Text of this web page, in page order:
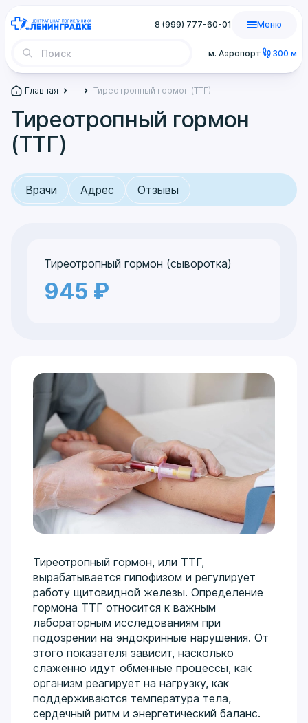
м. Аэропорт 300 м
8 (999) 777-60-01 Меню
Главная ... Тиреотропный гормон (ТТГ)
Тиреотропный гормон
(ТТГ)
Врачи Адрес Отзывы
Тиреотропный гормон (сыворотка)
945 ₽
Тиреотропный гормон, или ТТГ,
вырабатывается гипофизом и регулирует
работу щитовидной железы. Определение
гормона ТТГ относится к важным
лабораторным исследованиям при
подозрении на эндокринные нарушения. От
этого показателя зависит, насколько
слаженно идут обменные процессы, как
организм реагирует на нагрузку, как
поддерживаются температура тела,
сердечный ритм и энергетический баланс.